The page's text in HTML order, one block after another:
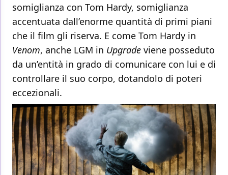
somiglianza con Tom Hardy, somiglianza
accentuata dall’enorme quantità di primi piani
che il film gli riserva. E come Tom Hardy in
Venom, anche LGM in Upgrade viene posseduto
da un’entità in grado di comunicare con lui e di
controllare il suo corpo, dotandolo di poteri
eccezionali.